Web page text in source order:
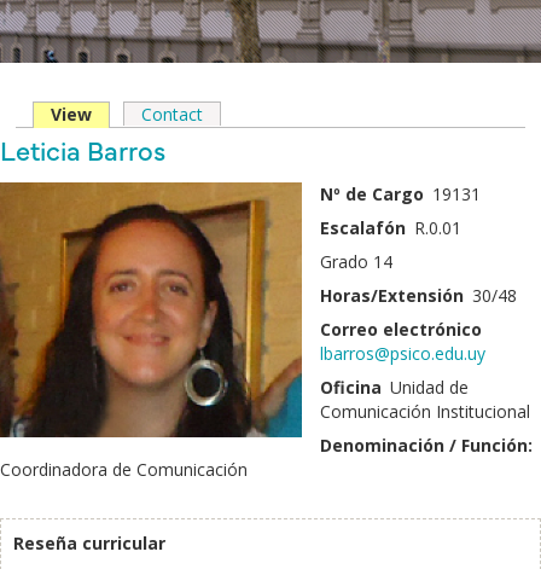
Solapas
principales
View (solapa
activa)
Contact
Nombre
y
Apellido
Leticia Barros
Nº de Cargo 19131
Escalafón R.0.01
Grado 14
Horas/Extensión 30/48
Correo electrónico
lbarros@psico.edu.uy
Oficina Unidad de
Comunicación Institucional
Denominación / Función:
Coordinadora de Comunicación
Reseña curricular